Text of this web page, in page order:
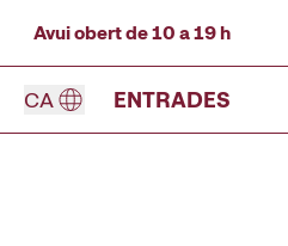
Avui obert de 10 a 19 h
CA ENTRADES